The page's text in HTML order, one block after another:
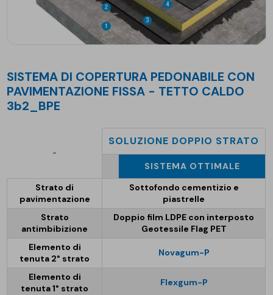
SISTEMA DI COPERTURA PEDONABILE CON
PAVIMENTAZIONE FISSA - TETTO CALDO
3b2_BPE
-
SOLUZIONE DOPPIO STRATO
SISTEMA OTTIMALE
Strato di
pavimentazione
Sottofondo cementizio e
piastrelle
Strato
antimbibizione
Doppio film LDPE con interposto
Geotessile Flag PET
Elemento di
tenuta 2° strato
Novagum-P
Elemento di
tenuta 1° strato
Flexgum-P